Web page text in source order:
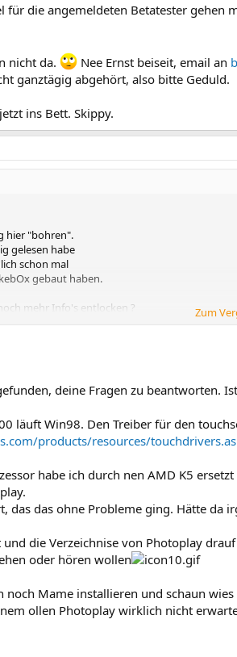
für die angemeldeten Betatester
nicht da. Nee Ernst beiseit, email an
ganztägig abgehört, also bitte Geduld.
ins Bett. Skippy.
hier "bohren".
gelesen habe
schon mal
gebaut haben.
mehr Info's entlocken ?
Zum
deine Fragen zu beantworten.
läuft Win98. Den Treiber für den
products/resources/
habe ich durch nen AMD K5
das das ohne Probleme ging. Hätte
die Verzeichnise von Photoplay
oder hören wollen
noch Mame installieren und schaun wies
ollen Photoplay wirklich nicht